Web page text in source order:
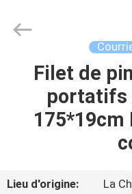
MAISON
Dunya
Sports
Filet de
portatifs
175*19cm
Lieu d'origine:
La